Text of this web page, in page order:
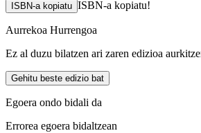
ISBN-a kopiatu ISBN-a kopiatu!
Aurrekoa Hurrengoa
Ez al duzu bilatzen ari zaren edizioa
Gehitu beste edizio bat
Egoera ondo bidali da
Errorea egoera bidaltzean